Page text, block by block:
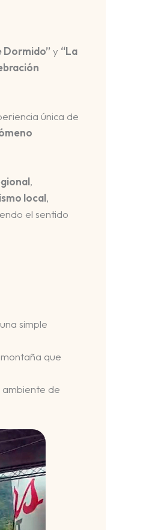
Dormido”y “La
única de
,
local,
el sentido
simple
que
ambiente de